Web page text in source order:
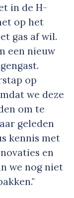
in de H-
op het
gas af wil.
een nieuw
op
we deze
om te
geleden
kennis met
en
we nog niet